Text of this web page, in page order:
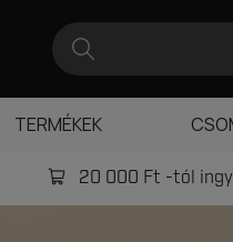
20 000 Ft -tól
TERMÉKEK